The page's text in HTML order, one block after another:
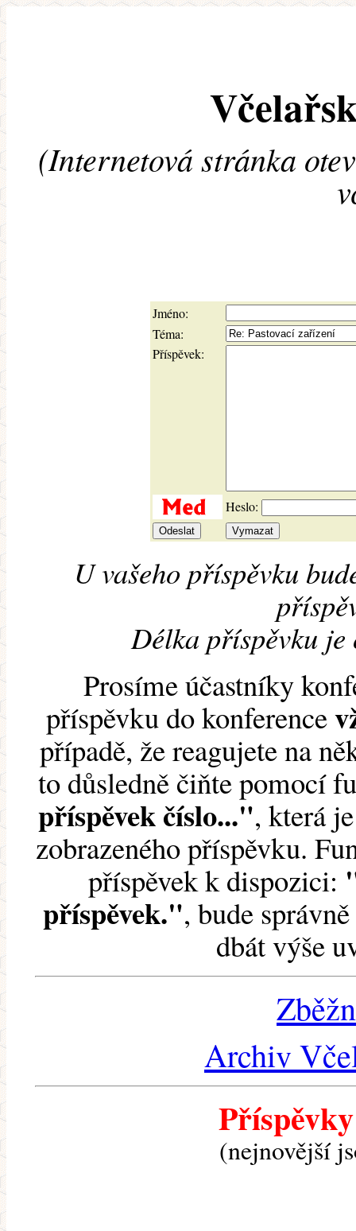
(Internetová stránka
Jméno:
Téma:
Příspěvek:
Heslo:
U vašeho příspěvku
Délka příspěvku je
Prosíme účastníky
příspěvku do konference
případě, že reagujete na
to důsledně čiňte pomocí
příspěvek číslo...", která
zobrazeného příspěvku.
příspěvek k dispozici:
příspěvek.", bude
dbát výše
Archiv
(nejnovější